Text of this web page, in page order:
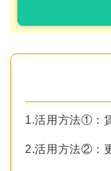
1.活用方法①：
2.活用方法②：